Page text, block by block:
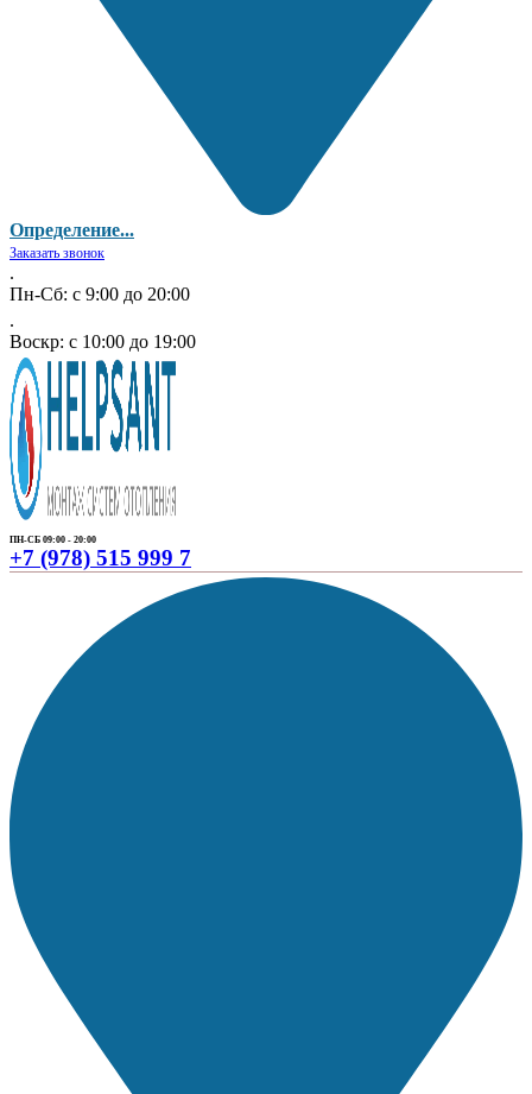
Определение...
Заказать звонок
.
Пн-Сб: с 9:00 до 20:00
.
Воскр: с 10:00 до 19:00
ПН-СБ 09:00 - 20:00
+7 (978) 515 999 7